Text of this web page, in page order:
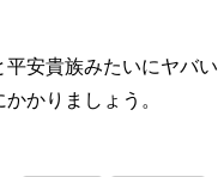
安貴族みたいにヤバい
かりましょう。